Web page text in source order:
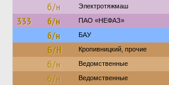
б/н Электротяжмаш
333 б/н ПАО «НЕФАЗ»
б/н БАУ
Б/Н Кропивницкий, прочие
б/н Ведомственные
б/н Ведомственные